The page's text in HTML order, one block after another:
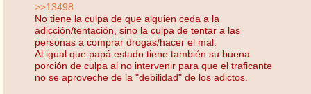
>>13498
No tiene la culpa de que alguien ceda a la
adicción/tentación, sino la culpa de tentar a las
personas a comprar drogas/hacer el mal.
Al igual que papá estado tiene también su buena
porción de culpa al no intervenir para que el traficante
no se aproveche de la "debilidad" de los adictos.